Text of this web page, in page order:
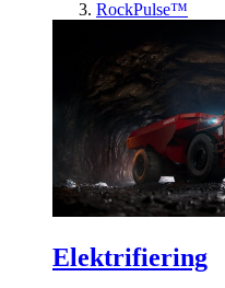
RockPulse™
Elektrifiering